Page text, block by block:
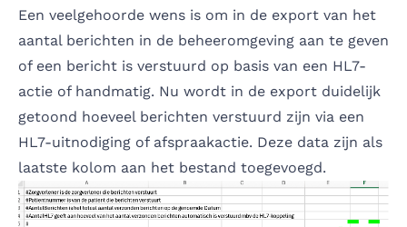
Een veelgehoorde wens is om in de export van het
aantal berichten in de beheeromgeving aan te geven
of een bericht is verstuurd op basis van een HL7-
actie of handmatig. Nu wordt in de export duidelijk
getoond hoeveel berichten verstuurd zijn via een
HL7-uitnodiging of afspraakactie. Deze data zijn als
laatste kolom aan het bestand toegevoegd.